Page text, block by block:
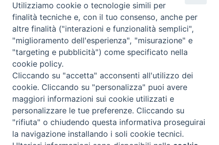
Diocesi di Assisi - Nocera Umbra - Gualdo
Tadino
P.zza Vescovado 3, 06081 Assisi (PG)
@2017
Utilizziamo cookie o tecnologie simili per
finalità tecniche e, con il tuo consenso, anche per
altre finalità ("interazioni e funzionalità semplici",
"miglioramento dell'esperienza", "misurazione" e
"targeting e pubblicità") come specificato nella
cookie policy.
Cliccando su "accetta" acconsenti all'utilizzo dei
cookie. Cliccando su "personalizza" puoi avere
maggiori informazioni sui cookie utilizzati e
personalizzare le tue preferenze. Cliccando su
"rifiuta" o chiudendo questa informativa proseguirai
la navigazione installando i soli cookie tecnici.